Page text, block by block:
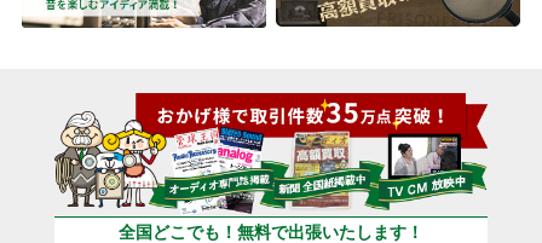
全国どこでも！無料で出張いたします！